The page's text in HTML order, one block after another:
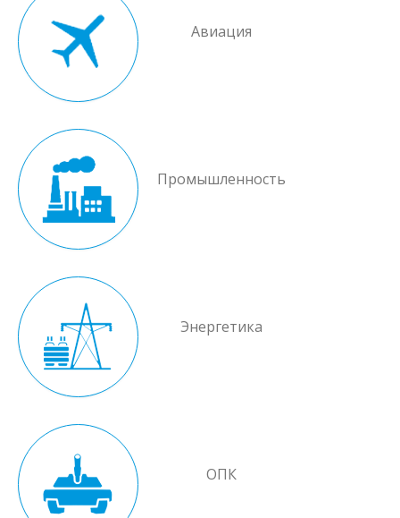
Авиация
Промышленность
Энергетика
ОПК